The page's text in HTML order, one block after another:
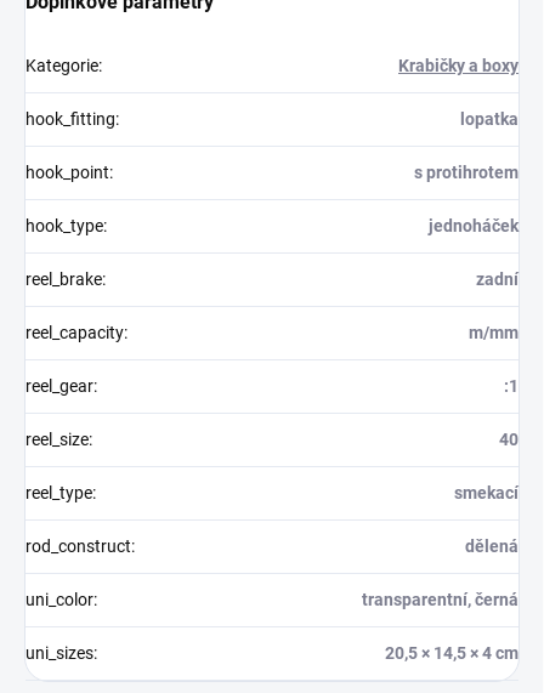
Kategorie: Krabičky a boxy
hook_fitting: lopatka
hook_point: s protihrotem
hook_type: jednoháček
reel_brake: zadní
reel_capacity: m/mm
reel_gear: :1
reel_size: 40
reel_type: smekací
rod_construct: dělená
uni_color: transparentní, černá
uni_sizes: 20,5 × 14,5 × 4 cm